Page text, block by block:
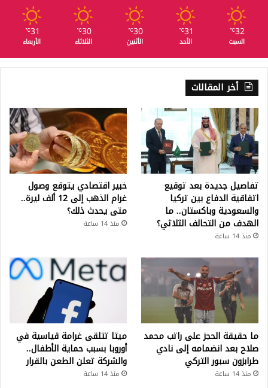
32
℃
السبت
31
℃
الأحد
30
℃
الأثنين
30
℃
الثلاثاء
31
℃
الأربعاء
أخر المقالات
تفاصيل جديدة بعد توقيع
اتفاقية الدفاع بين تركيا
والسعودية وباكستان.. ما
الهدف من التحالف الثلاثي؟
منذ 14 ساعة
خبير اقتصادي يتوقع وصول
غرام الذهب إلى 12 ألف ليرة..
متى يحدث ذلك؟
منذ 14 ساعة
ما حقيقة الحجز على راتب محمد
صلاح بعد انضمامه إلى نادي
طرابزون سبور التركي
منذ 14 ساعة
ميتا تتلقى غرامة قياسية في
أوروبا بسبب حماية الأطفال..
والشركة تعلن الطعن بالقرار
منذ 14 ساعة